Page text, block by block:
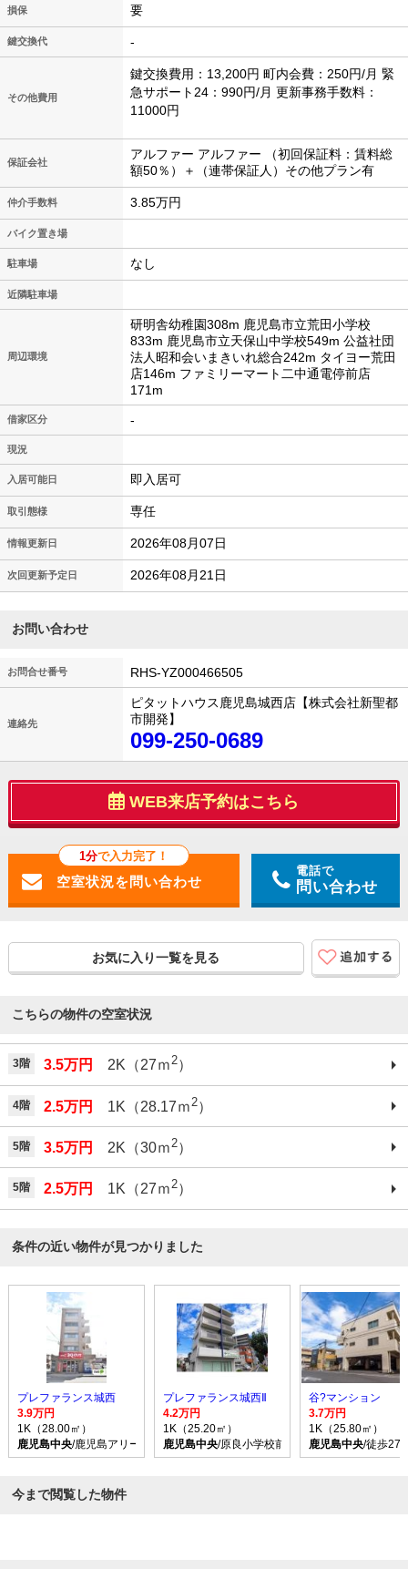
損保 要
鍵交換代 -
その他費用
鍵交換費用：13,200円 町内会費：250円/月 緊
急サポート24：990円/月 更新事務手数料：
11000円
保証会社
アルファー アルファー （初回保証料：賃料総
額50％）＋（連帯保証人）その他プラン有
仲介手数料 3.85万円
バイク置き場
駐車場 なし
近隣駐車場
周辺環境
研明舎幼稚園308m 鹿児島市立荒田小学校
833m 鹿児島市立天保山中学校549m 公益社団
法人昭和会いまきいれ総合242m タイヨー荒田
店146m ファミリーマート二中通電停前店
171m
借家区分 -
現況
入居可能日 即入居可
取引態様 専任
情報更新日 2026年08月07日
次回更新予定日 2026年08月21日
お問い合わせ
お問合せ番号 RHS-YZ000466505
連絡先
ピタットハウス鹿児島城西店【株式会社新聖都
市開発】
099-250-0689
WEB来店予約はこちら
1分で入力完了！
電話で
問い合わせ
お気に入り一覧を見る
こちらの物件の空室状況
3階 3.5万円 2K（27ｍ2）
4階 2.5万円 1K（28.17ｍ 2）
5階 3.5万円 2K（30ｍ 2）
5階 2.5万円 1K（27ｍ2）
条件の近い物件が見つかりました
プレファランス城西
3.9万円
1K（28.00㎡）
鹿児島中央/鹿児島アリーナ前 バス乗車時間15分 停歩2分
プレファランス城西Ⅱ
4.2万円
1K（25.20㎡）
鹿児島中央/原良小学校前 バス乗車時間10分
谷?マンション
3.7万円
1K（25.80㎡）
鹿児島中央/徒歩27
今まで閲覧した物件